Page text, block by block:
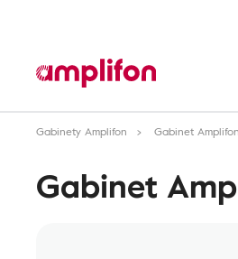
Gabinety Amplifon Gabinet
Gabinet